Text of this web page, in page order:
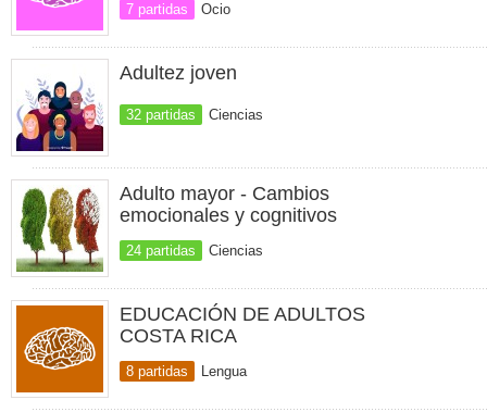
7 partidas Ocio
Adultez joven
32 partidas Ciencias
Adulto mayor - Cambios
emocionales y cognitivos
24 partidas Ciencias
EDUCACIÓN DE ADULTOS
COSTA RICA
8 partidas Lengua